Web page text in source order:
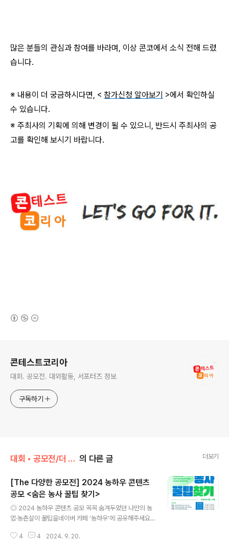
많은 분들의 관심과 참여를 바라며, 이상 콘코에서 소식 전해 드렸
습니다.
※ 내용이 더 궁금하시다면, < 참가신청 알아보기 >에서 확인하실
수 있습니다.
※ 주최사의 기획에 의해 변경이 될 수 있으니, 반드시 주최사의 공
고를 확인해 보시기 바랍니다.
콘테스트코리아
대회. 공모전. 대외활동, 서포터즈 정보
구독하기
대회 • 공모전/더 다양한 대회 • 공모전 의 다른 글 더보기
[The 다양한 공모전] 2024 농하우 콘텐츠
공모 <숨은 농사 꿀팁 찾기>
◎ 2024 농하우 콘텐츠 공모 꼭꼭 숨겨두었던 나만의 농
업·농촌살이 꿀팁을네이버 카페 ‘농하우’에 공유해주세요!
다! ◎ 참가자격누구나 참여 가능 ◎ 접수기간9월 인기 콘
4 4 2024. 9. 20.